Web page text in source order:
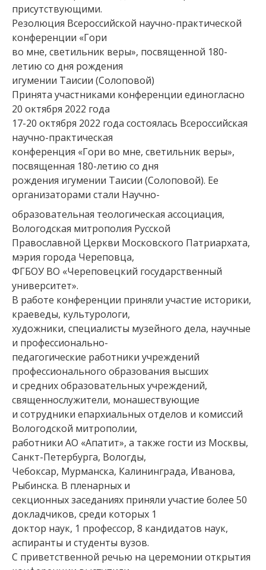
присутствующими.
Резолюция Всероссийской научно-практической
конференции «Гори
во мне, светильник веры», посвященной 180-
летию со дня рождения
игумении Таисии (Солоповой)
Принята участниками конференции единогласно
20 октября 2022 года
17-20 октября 2022 года состоялась Всероссийская
научно-практическая
конференция «Гори во мне, светильник веры»,
посвященная 180-летию со дня
рождения игумении Таисии (Солоповой). Ее
организаторами стали Научно-
образовательная теологическая ассоциация,
Вологодская митрополия Русской
Православной Церкви Московского Патриархата,
мэрия города Череповца,
ФГБОУ ВО «Череповецкий государственный
университет».
В работе конференции приняли участие историки,
краеведы, культурологи,
художники, специалисты музейного дела, научные
и профессионально-
педагогические работники учреждений
профессионального образования высших
и средних образовательных учреждений,
священнослужители, монашествующие
и сотрудники епархиальных отделов и комиссий
Вологодской митрополии,
работники АО «Апатит», а также гости из Москвы,
Санкт-Петербурга, Вологды,
Чебоксар, Мурманска, Калининграда, Иванова,
Рыбинска. В пленарных и
секционных заседаниях приняли участие более 50
докладчиков, среди которых 1
доктор наук, 1 профессор, 8 кандидатов наук,
аспиранты и студенты вузов.
С приветственной речью на церемонии открытия